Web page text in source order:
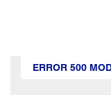
ERROR 500